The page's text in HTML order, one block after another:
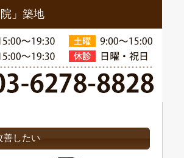
」築地
善したい